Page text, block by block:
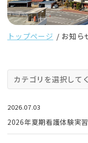
トップページ お知ら
カテゴリを選択して
2026.07.03
2026年夏期看護体験実